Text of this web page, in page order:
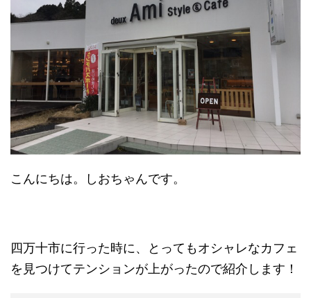
こんにちは。しおちゃんです。
四万十市に行った時に、とってもオシャレなカフェ
を見つけてテンションが上がったので紹介します！